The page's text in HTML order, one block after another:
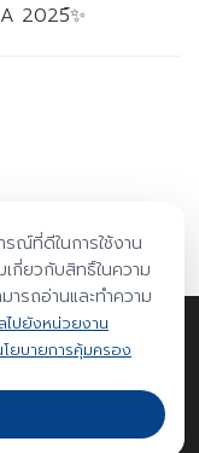
2025์✨
Limited. All Rights
รณ์ที่ดีในการใช้งาน
กี่ยวกับสิทธิ์ในความ
รถอ่านและทำความ
ไปยังหน่วยงาน
โยบายการคุ้มครอง